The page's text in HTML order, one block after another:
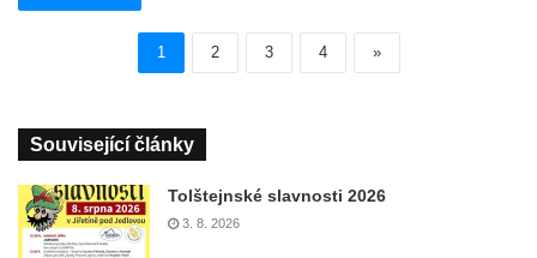
1 2 3 4 »
Související články
Tolštejnské slavnosti 2026
3. 8. 2026